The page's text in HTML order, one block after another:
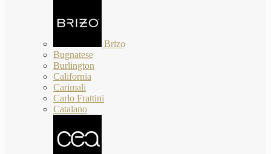
Brizo
Bugnatese
Burlington
California
Carimali
Carlo Frattini
Catalano